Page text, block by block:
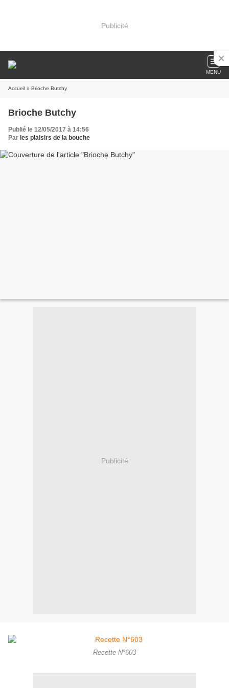
Publicité
MENU
Accueil » Brioche Butchy
Brioche Butchy
Publié le 12/05/2017 à 14:56
Par les plaisirs de la bouche
Publicité
Recette N°603